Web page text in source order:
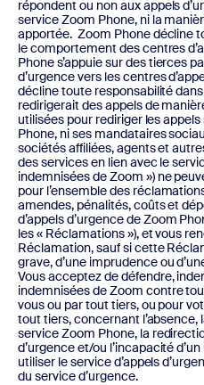
répondent ou non aux appels
service Zoom Phone, ni la
apportée. Zoom Phone décline
le comportement des centres
Phone s’appuie sur des tierces
d’urgence vers les centres
décline toute responsabilité
redirigerait des appels de
utilisées pour rediriger les
Phone, ni ses mandataires
sociétés affiliées, agents et
des services en lien avec le
indemnisées de Zoom ») ne
pour l’ensemble des
amendes, pénalités, coûts et
d’appels d’urgence de Zoom
les « Réclamations »), et vous
Réclamation, sauf si cette
grave, d’une imprudence ou
Vous acceptez de défendre,
indemnisées de Zoom contre
vous ou par tout tiers, ou pour
tout tiers, concernant l’absence,
service Zoom Phone, la
d’urgence et/ou l’incapacité
utiliser le service d’appels
du service d’urgence.